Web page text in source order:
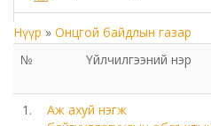
Төрийн аудитын газар
Нүүр » Онцгой байдлын газар
№
Үйлчилгээний нэр
1.
Аж ахуй нэгж